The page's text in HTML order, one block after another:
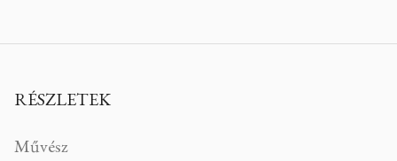
RÉSZLETEK
Művész